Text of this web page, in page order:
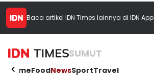
Baca artikel IDN Times lainnya di IDN App
SUMUT
HomeFoodNewsSportTravel